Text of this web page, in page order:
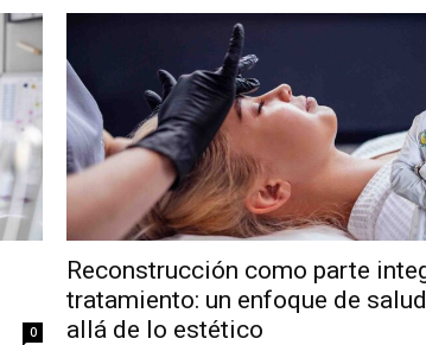
0
Reconstrucción como parte
tratamiento: un enfoque de
allá de lo estético